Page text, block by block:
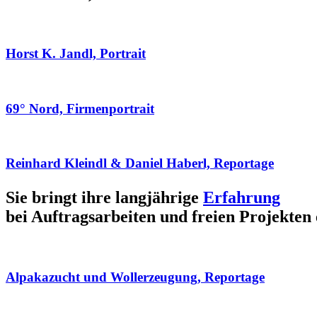
Horst K. Jandl, Portrait
69° Nord, Firmenportrait
Reinhard Kleindl & Daniel Haberl, Reportage
Sie bringt ihre langjährige Erfahrung
bei Auftragsarbeiten und freien Projekten
Alpakazucht und Wollerzeugung, Reportage